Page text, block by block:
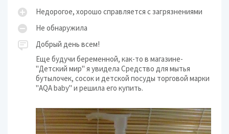
Недорогое, хорошо справляется с загрязнениями
Не обнаружила
Добрый день всем!­
Еще будучи беременной, как-то в магазине­
"Детский мир" я увидела Средство для мы­тья
бутылочек, сосок и детской посуды то­рговой марки
"AQA baby" и решила его куп­ить.